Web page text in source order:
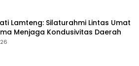
Lamteng: Silaturahmi Lintas Umat
Menjaga Kondusivitas Daerah